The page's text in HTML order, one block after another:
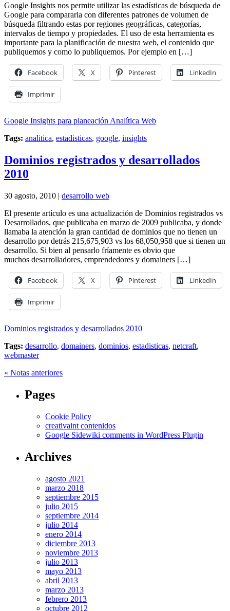
Google Insights nos permite utilizar las estadísticas de búsqueda de
Google para compararla con diferentes patrones de volumen de
búsqueda filtrando estas por regiones geográficas, categorías,
intervalos de tiempo y propiedades. El uso de esta herramienta es
importante para la planificación de nuestra web, el contenido que
publiquemos y como lo publiquemos. Por ejemplo en […]
Facebook X Pinterest LinkedIn
Imprimir
Google Insights para planeación Analítica Web
Tags: analitica, estadisticas, google, insights
Dominios registrados y desarrollados
2010
30 agosto, 2010 | desarrollo web
El presente artículo es una actualización de Dominios registrados vs
Desarrollados, que publicaba en marzo de 2009 publicaba, y donde
llamaba la atención la gran cantidad de dominios que no tienen un
desarrollo por detrás 215,675,903 vs los 68,050,958 que si tienen un
desarrollo. Si bien al pensarlo fríamente es obvio que
muchos desarrolladores, emprendedores y domainers […]
Facebook X Pinterest LinkedIn
Imprimir
Dominios registrados y desarrollados 2010
Tags: desarrollo, domainers, dominios, estadisticas, netcraft,
webmaster
« Notas anteriores
Pages
Cookie Policy
creativaint contenidos
Google Sidewiki comments in WordPress Plugin
Archives
agosto 2021
marzo 2018
septiembre 2015
julio 2015
septiembre 2014
julio 2014
enero 2014
diciembre 2013
noviembre 2013
julio 2013
mayo 2013
abril 2013
marzo 2013
febrero 2013
octubre 2012